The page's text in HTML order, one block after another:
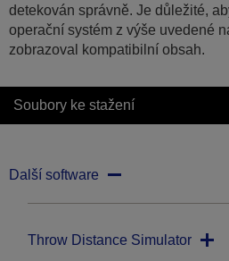
detekován správně. Je důležité,
operační systém z výše uvedené
zobrazoval kompatibilní obsah.
Soubory ke stažení
Další software
Throw Distance Simulator